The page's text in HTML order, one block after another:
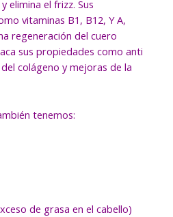
elimina el frizz. Sus
vitaminas B1, B12, Y A,
regeneración del cuero
sus propiedades como anti
colágeno y mejoras de la
tenemos:
de grasa en el cabello)